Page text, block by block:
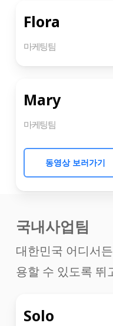
Flora
마케팅팀
Mary
마케팅팀
동영상 보러가기
국내사업팀
대한민국 어디서
용할 수 있도록 뛰
Solo